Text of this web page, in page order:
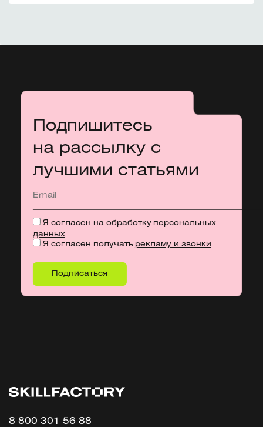
Подпишитесь
на рассылку с
лучшими статьями
Я согласен на обработку персональных
данных
Я согласен получать рекламу и звонки
8 800 301 56 88